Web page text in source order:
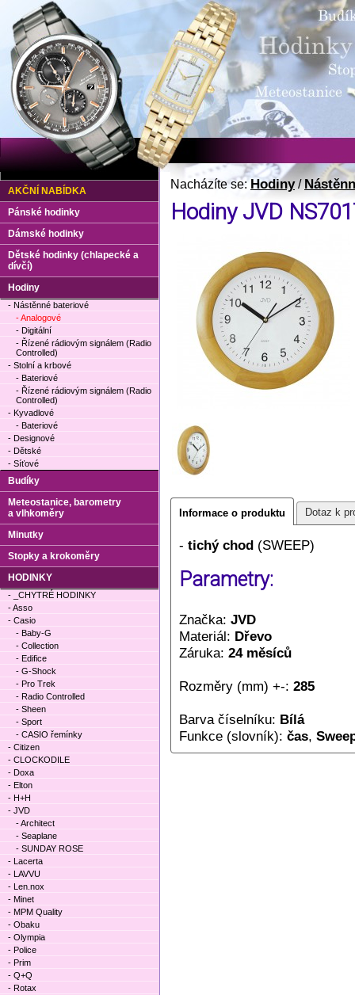
Nacházíte se:Hodiny/
Hodiny JVD
Informace o produktu Dotaz k
- tichý chod (SWEEP)
Parametry:
Značka: JVD
Materiál: Dřevo
Záruka: 24 měsíců
Rozměry (mm) +-: 285
Barva číselníku: Bílá
Funkce (slovník): čas,
AKČNÍ NABÍDKA
Pánské hodinky
Dámské hodinky
Dětské hodinky (chlapecké a
dívčí)
Hodiny
- Nástěnné bateriové
- Analogové
- Digitální
- Řízené rádiovým signálem (Radio
Controlled)
- Stolní a krbové
- Bateriové
- Řízené rádiovým signálem (Radio
Controlled)
- Kyvadlové
- Bateriové
- Designové
- Dětské
- Síťové
Budíky
Meteostanice, barometry
a vlhkoměry
Minutky
Stopky a krokoměry
HODINKY
- _CHYTRÉ HODINKY
- Asso
- Casio
- Baby-G
- Collection
- Edifice
- G-Shock
- Pro Trek
- Radio Controlled
- Sheen
- Sport
- CASIO řemínky
- Citizen
- CLOCKODILE
- Doxa
- Elton
- H+H
- JVD
- Architect
- Seaplane
- SUNDAY ROSE
- Lacerta
- LAVVU
- Len.nox
- Minet
- MPM Quality
- Obaku
- Olympia
- Police
- Prim
- Q+Q
- Rotax